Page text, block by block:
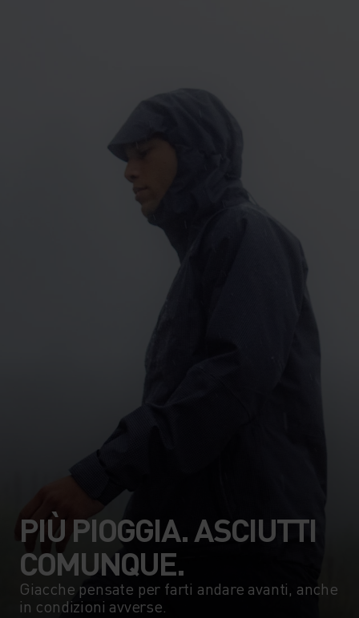
PIÙ PIOGGIA. ASCIUTTI
COMUNQUE.
Giacche pensate per farti andare avanti, anche
in condizioni avverse.